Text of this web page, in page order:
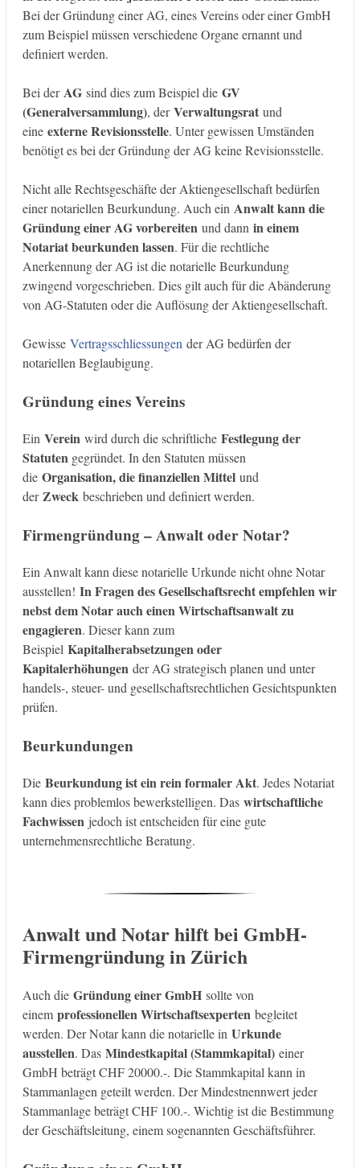
Bei der Gründung einer AG, eines Vereins oder einer GmbH
zum Beispiel müssen verschiedene Organe ernannt und
definiert werden.
Bei derAGsind dies zum Beispiel die GV
(Generalversammlung), derVerwaltungsratund
eine externe Revisionsstelle. Unter gewissen Umständen
benötigt es bei der Gründung der AG keine Revisionsstelle.
Nicht alle Rechtsgeschäfte der Aktiengesellschaft bedürfen
einer notariellen Beurkundung. Auch ein Anwalt kann die
Gründung einer AG vorbereiten und dannin einem
Notariat beurkunden lassen. Für die rechtliche
Anerkennung der AG ist die notarielle Beurkundung
zwingend vorgeschrieben. Dies gilt auch für die Abänderung
von AG-Statuten oder die Auflösung der Aktiengesellschaft.
Gewisse Vertragsschliessungen der AG bedürfen der
notariellen Beglaubigung.
Gründung eines Vereins
Ein Verein wird durch die schriftliche Festlegung der
Statuten gegründet. In den Statuten müssen
die Organisation, die finanziellen Mittelund
derZweck beschrieben und definiert werden.
Firmengründung – Anwalt oder Notar?
Ein Anwalt kann diese notarielle Urkunde nicht ohne Notar
ausstellen! In Fragen des Gesellschaftsrecht empfehlen wir
nebst dem Notar auch einen Wirtschaftsanwalt zu
engagieren. Dieser kann zum
Beispiel Kapitalherabsetzungen oder
Kapitalerhöhungen der AG strategisch planen und unter
handels-, steuer- und gesellschaftsrechtlichen Gesichtspunkten
prüfen.
Beurkundungen
Die Beurkundung ist ein rein formaler Akt. Jedes Notariat
kann dies problemlos bewerkstelligen. Das wirtschaftliche
Fachwissen jedoch ist entscheiden für eine gute
unternehmensrechtliche Beratung.
Anwalt und Notar hilft bei GmbH-
Firmengründung in Zürich
Auch die Gründung einer GmbH sollte von
einem professionellen Wirtschaftsexperten begleitet
werden. Der Notar kann die notarielle in Urkunde
ausstellen. Das Mindestkapital (Stammkapital) einer
GmbH beträgt CHF 20000.-. Die Stammkapital kann in
Stammanlagen geteilt werden. Der Mindestnennwert jeder
Stammanlage beträgt CHF 100.-. Wichtig ist die Bestimmung
der Geschäftsleitung, einem sogenannten Geschäftsführer.